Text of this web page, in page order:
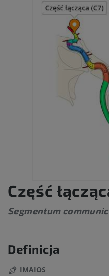
Część
Segmentum
Definicja
IMAIOS